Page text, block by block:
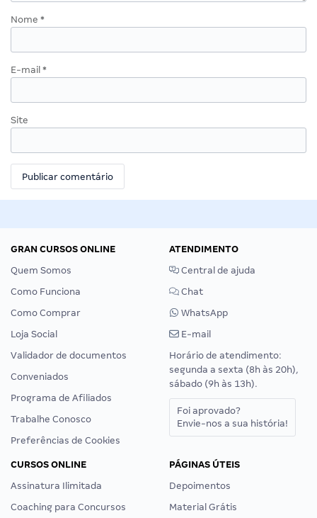
Nome *
E-mail *
Site
GRAN CURSOS ONLINE
Quem Somos
Como Funciona
Como Comprar
Loja Social
Validador de documentos
Conveniados
Programa de Afiliados
Trabalhe Conosco
Preferências de Cookies
ATENDIMENTO
Central de ajuda
Chat
WhatsApp
E-mail
Horário de atendimento:
segunda a sexta (8h às 20h),
sábado (9h às 13h).
Foi aprovado?
Envie-nos a sua história!
CURSOS ONLINE
Assinatura Ilimitada
Coaching para Concursos
PÁGINAS ÚTEIS
Depoimentos
Material Grátis